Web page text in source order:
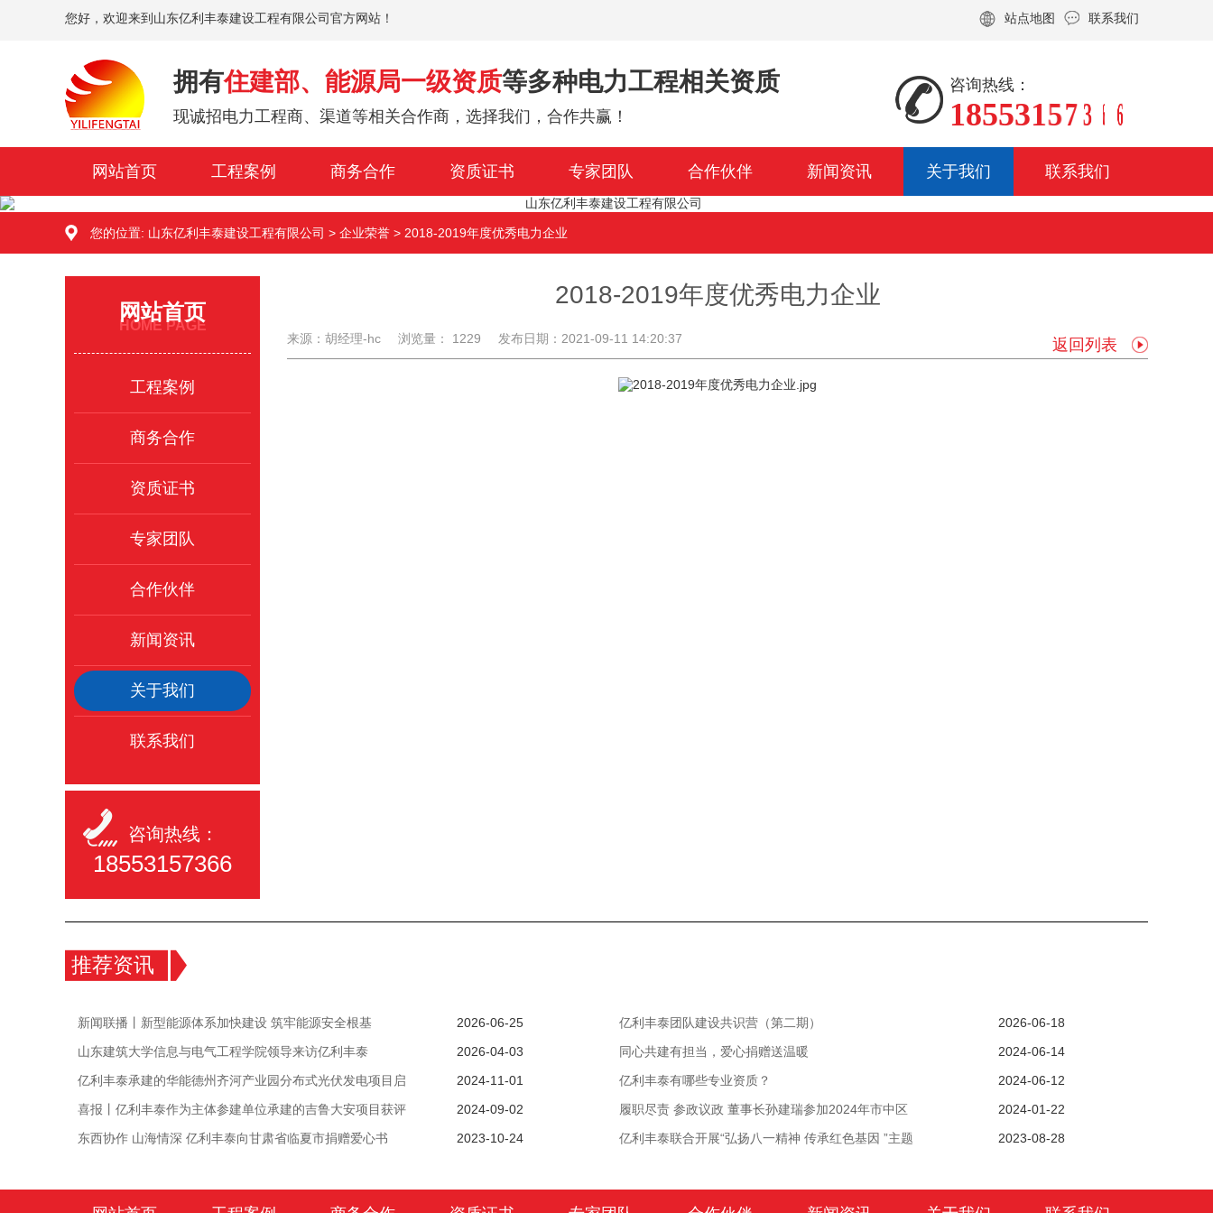
您好，欢迎来到山东亿利丰泰建设工程有限公司官方网站！ 站点地图 联系我们
拥有住建部、能源局一级资质等多种电力工程相关资质
现诚招电力工程商、渠道等相关合作商，选择我们，合作共赢！
咨询热线：
185531573 6 6
185531573 6 6
185531573 6 6
网站首页 工程案例 商务合作 资质证书 专家团队 合作伙伴 新闻资讯 关于我们 联系我们
您的位置: 山东亿利丰泰建设工程有限公司 > 企业荣誉 > 2018-2019年度优秀电力企业
网站首页
HOME PAGE
工程案例
商务合作
资质证书
专家团队
合作伙伴
新闻资讯
关于我们
联系我们
18553157366
咨询热线：
2018-2019年度优秀电力企业
返回列表
来源：胡经理-hc 浏览量： 1229 发布日期：2021-09-11 14:20:37
推荐资讯
新闻联播丨新型能源体系加快建设 筑牢能源安全根基 2026-06-25 亿利丰泰团队建设共识营（第二期）
2026-06-18
山东建筑大学信息与电气工程学院领导来访亿利丰泰
2026-04-03 同心共建有担当，爱心捐赠送温暖
2024-06-14
亿利丰泰承建的华能德州齐河产业园分布式光伏发电项目启
2024-11-01 亿利丰泰有哪些专业资质？
2024-06-12
喜报丨亿利丰泰作为主体参建单位承建的吉鲁大安项目获评
2024-09-02 履职尽责 参政议政 董事长孙建瑞参加2024年市中区
2024-01-22
东西协作 山海情深 亿利丰泰向甘肃省临夏市捐赠爱心书
2023-10-24 亿利丰泰联合开展“弘扬八一精神 传承红色基因 ”主题 2023-08-28